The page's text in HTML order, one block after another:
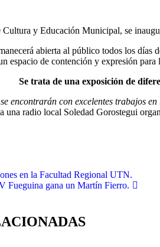
y Educación Municipal, se
abierta al público todos los días
espacio de contención y expresión
Se trata de una exposición de
encontrarán con excelentes trabajos
una radio local Soledad Gorostegui
en la Facultad Regional UTN.
Fueguina gana un Martín Fierro.